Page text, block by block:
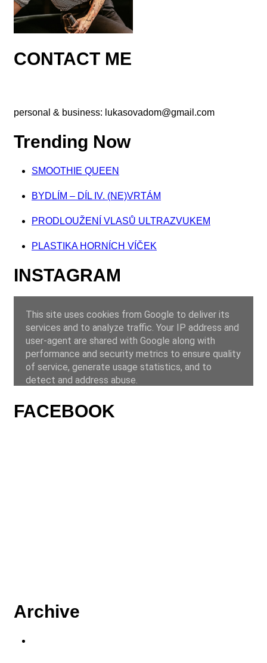
CONTACT ME
personal & business: lukasovadom@gmail.com
Trending Now
SMOOTHIE QUEEN
BYDLÍM – DÍL IV. (NE)VRTÁM
PRODLOUŽENÍ VLASŮ ULTRAZVUKEM
PLASTIKA HORNÍCH VÍČEK
INSTAGRAM
FACEBOOK
Archive